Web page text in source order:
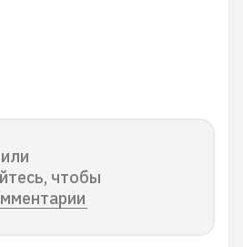
чтобы